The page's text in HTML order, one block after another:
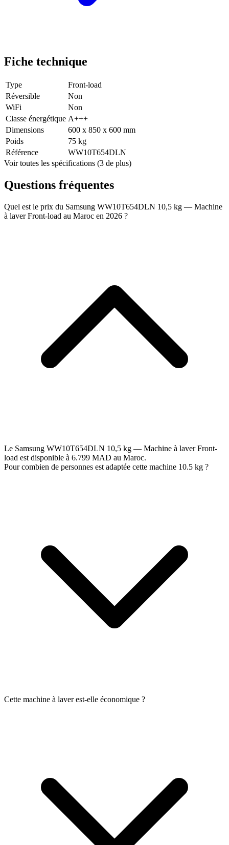
Fiche technique
Type
Front-load
Réversible
Non
WiFi
Non
Classe énergétique A+++
Dimensions
600 x 850 x 600 mm
Poids
75 kg
Référence
WW10T654DLN
Voir toutes les spécifications (3 de plus)
Questions fréquentes
Quel est le prix du Samsung WW10T654DLN 10,5 kg — Machine
à laver Front-load au Maroc en 2026 ?
Le Samsung WW10T654DLN 10,5 kg — Machine à laver Front-
load est disponible à 6.799 MAD au Maroc.
Pour combien de personnes est adaptée cette machine 10.5 kg ?
Cette machine à laver est-elle économique ?